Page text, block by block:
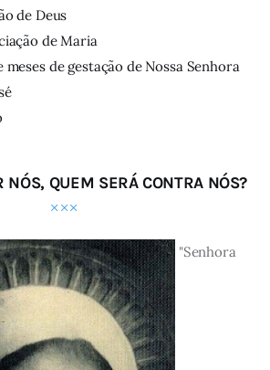
de Deus
de Maria
meses de gestação de Nossa Senhora
NÓS, QUEM SERÁ CONTRA NÓS?
"Senhora